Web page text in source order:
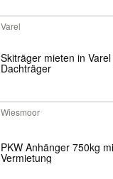
Varel
Skiträger mieten in
Dachträger
Wiesmoor
PKW Anhänger 750kg
Vermietung